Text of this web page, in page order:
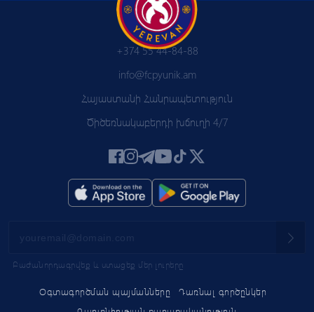
Օգտագործման պայմանները
Դառնալ գործընկեր
+374 55 44-84-88
info@fcpyunik.am
Հայաստանի Հանրապետություն
Ծիծեռնակաբերդի խճուղի 4/7
Բաժանորդագրվեք և ստացեք մեր լուրերը